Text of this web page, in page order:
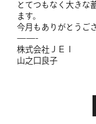
とてつもなく大きな
ます。
今月もありがとうご
——-
株式会社ＪＥＩ
山之口良子